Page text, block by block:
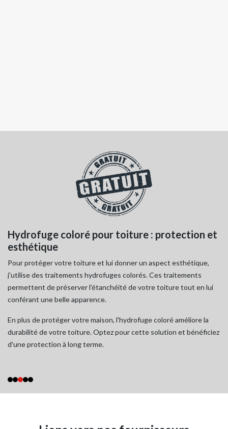
Hydrofuge coloré pour toiture : protection et
esthétique
Pour protéger votre toiture et lui donner un aspect esthétique,
j'utilise des traitements hydrofuges colorés. Ces traitements
permettent de préserver l'étanchéité de votre toiture tout en lui
conférant une belle apparence.
En plus de protéger votre maison, l'hydrofuge coloré améliore la
durabilité de votre toiture. Optez pour cette solution et bénéficiez
d'une protection à long terme.